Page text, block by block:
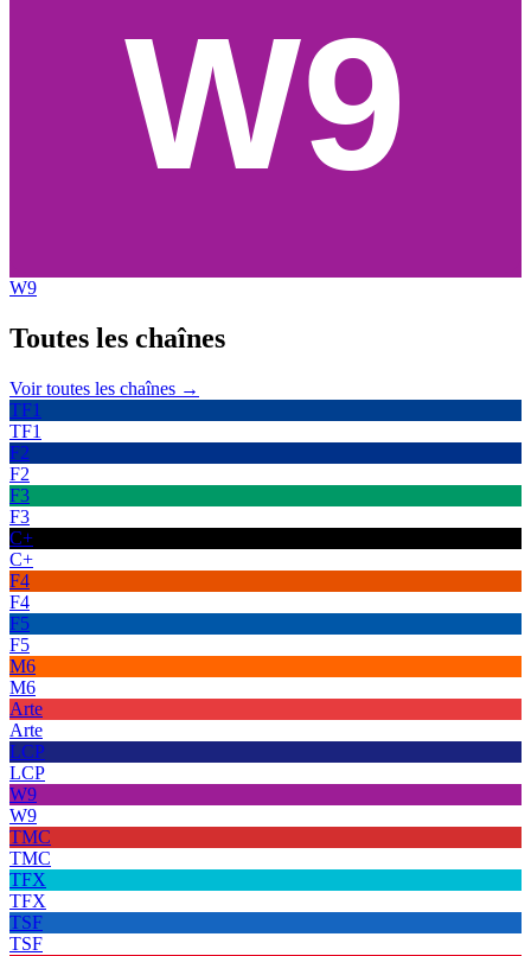
W9
Toutes les chaînes
Voir toutes les chaînes →
TF1
TF1
F2
F2
F3
F3
C+
C+
F4
F4
F5
F5
M6
M6
Arte
Arte
LCP
LCP
W9
W9
TMC
TMC
TFX
TFX
TSF
TSF